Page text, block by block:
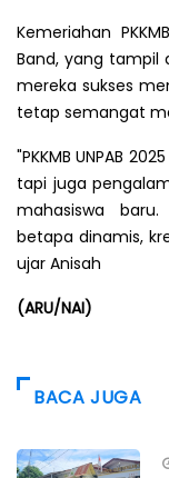
Kemeriahan
Band, yang tampil
mereka sukses
tetap semangat
"PKKMB UNPAB
tapi juga
mahasiswa
betapa dinamis,
ujar Anisah
(ARU/NAI)
BACA JUGA